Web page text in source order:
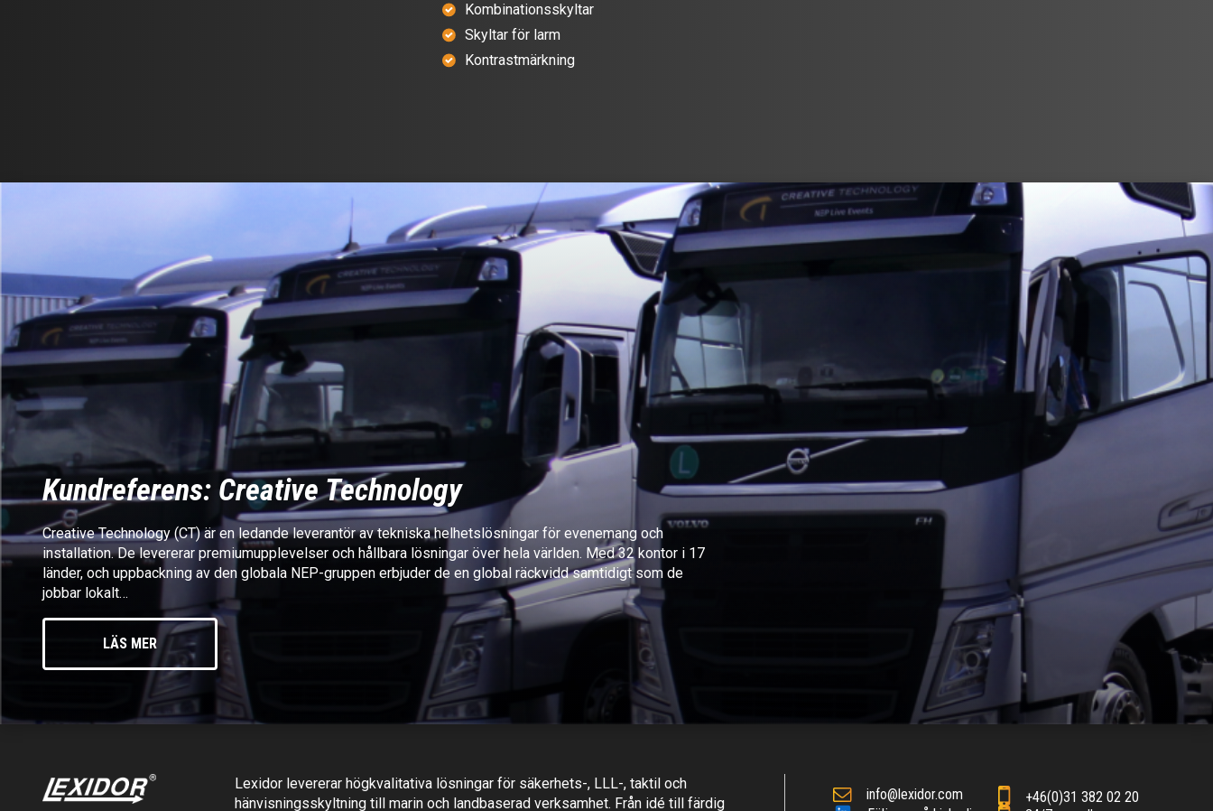
Kombinationsskyltar
Skyltar för larm
Kontrastmärkning
Kundreferens: Creative Technology
Creative Technology (CT) är en ledande leverantör av tekniska helhetslösningar för evenemang och
installation. De levererar premiumupplevelser och hållbara lösningar över hela världen. Med 32 kontor i 17
länder, och uppbackning av den globala NEP-gruppen erbjuder de en global räckvidd samtidigt som de
jobbar lokalt…
LÄS MER
Lexidor levererar högkvalitativa lösningar för säkerhets-, LLL-, taktil och
hänvisningsskyltning till marin och landbaserad verksamhet. Från idé till färdig
info@lexidor.com
+46(0)31 382 02 20